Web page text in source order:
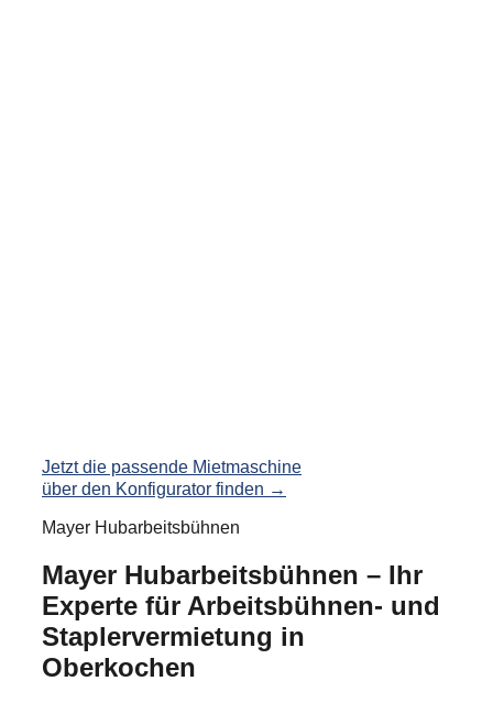
Jetzt die passende Mietmaschine
über den Konfigurator finden →
Mayer Hubarbeitsbühnen
Mayer Hubarbeitsbühnen – Ihr
Experte für Arbeitsbühnen- und
Staplervermietung in
Oberkochen